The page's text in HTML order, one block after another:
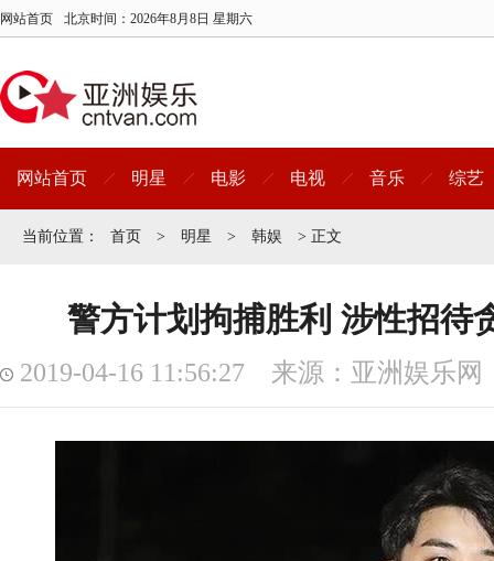
网站首页 北京时间： 2026年8月8日 星期六
网站首页 明星 电影 电视 音乐 综艺
当前位置： 首页 > 明星 > 韩娱 > 正文
警方计划拘捕胜利 涉性招待
2019-04-16 11:56:27 来源：亚洲娱乐网